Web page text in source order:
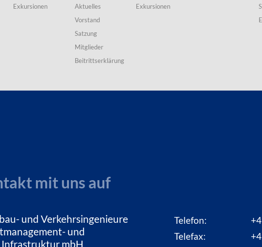
Exkursionen
Aktuelles
Vorstand
Satzung
Mitglieder
Beitrittserklärung
Exkursionen
mit uns auf
und Verkehrsingenieure
und
Infrastruktur mbH
Telefon:
Telefax: